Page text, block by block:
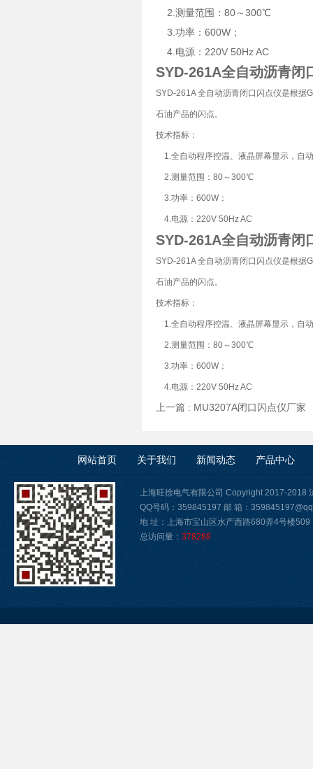
2.测量范围：80～300℃
3.功率：600W；
4.电源：220V 50Hz AC
SYD-261A全自动沥青闭
SYD-261A 全自动沥青闭口闪点仪是根
石油产品的闪点。
技术指标：
1.全自动程序控温、液晶屏幕显示，自
2.测量范围：80～300℃
3.功率：600W；
4.电源：220V 50Hz AC
SYD-261A全自动沥青闭
SYD-261A 全自动沥青闭口闪点仪是根
石油产品的闪点。
技术指标：
1.全自动程序控温、液晶屏幕显示，自
2.测量范围：80～300℃
3.功率：600W；
4.电源：220V 50Hz AC
上一篇 : MU3207A闭口闪点仪厂家
网站首页 关于我们 新闻动态 产品中心
上海旺徐电气有限公司 Copyright 2017-2018
QQ号码：359845197 邮 箱：
地 址：上海市宝山区水产西路680弄4号楼509
总访问量： 378288